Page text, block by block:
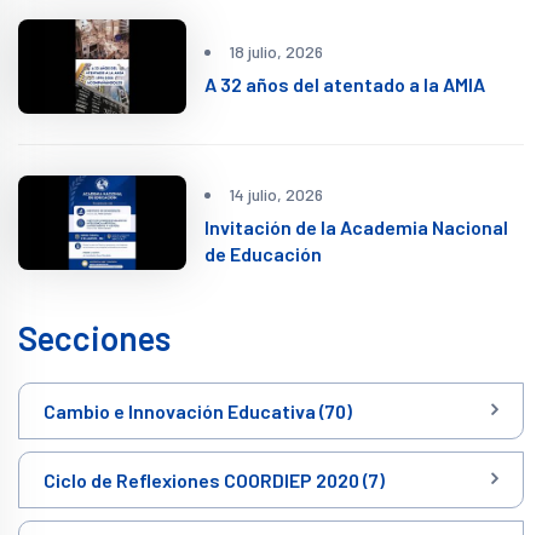
18 julio, 2026
A 32 años del atentado a la AMIA
14 julio, 2026
Invitación de la Academia Nacional
de Educación
Secciones
Cambio e Innovación Educativa (70)
Ciclo de Reflexiones COORDIEP 2020 (7)